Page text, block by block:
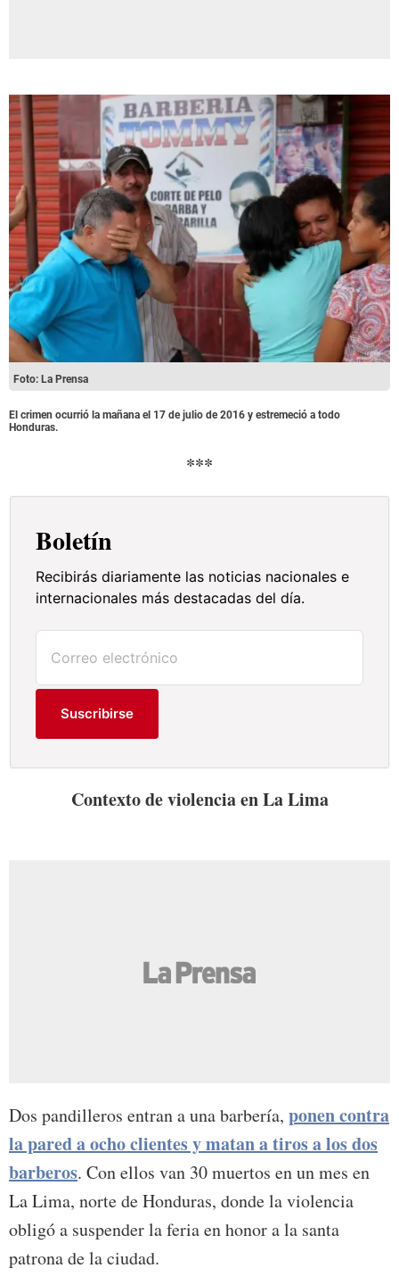
Foto: La Prensa
El crimen ocurrió la mañana el 17 de julio de 2016 y estremeció a todo
Honduras.
***
Boletín
Recibirás diariamente las noticias nacionales e
internacionales más destacadas del día.
Suscribirse
Contexto de violencia en La Lima
Dos pandilleros entran a una barbería, ponen contra
la pared a ocho clientes y matan a tiros a los dos
barberos. Con ellos van 30 muertos en un mes en
La Lima, norte de Honduras, donde la violencia
obligó a suspender la feria en honor a la santa
patrona de la ciudad.